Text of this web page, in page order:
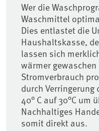
Wer die
Waschmittel
Dies entlastet die
Haushaltskasse,
lassen sich
wärmer
Stromverbrauch
durch Verringerung
40° C auf 30°C um
Nachhaltiges
somit direkt aus.